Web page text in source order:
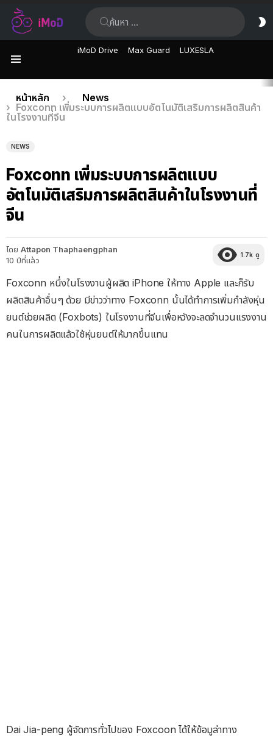
iMoD Drive Max Guard LUXESLA
เรื่อง
ล่าสุด
คุณอยู่ที่นี่:
หน้าหลัก
News
Foxconn เพิ่มระบบการผลิตแบบอัตโนมัติเสริมการผลิตสินค้า
ในโรงงานที่จีน
NEWS
Foxconn เพิ่มระบบการผลิตแบบ
อัตโนมัติเสริมการผลิตสินค้าในโรงงานที่
จีน
โดย Attapon Thaphaengphan
10 ปีที่แล้ว
1.7k ดู
Foxconn หนึ่งในโรงงานผู้ผลิต iPhone ให้ทาง Apple และก็รับ
ผลิตสินค้าอื่นๆ ด้วย มีข่าวว่าทาง Foxconn นั้นได้ทำการเพิ่มกำลังหุ่น
ยนต์ช่วยผลิต (Foxbots) ในโรงงานที่จีนเพื่อหวังจะลดจำนวนแรงงาน
คนในการผลิตแล้วใช้หุ่นยนต์ให้มากขึ้นแทน
Dai Jia-peng ผู้จัดการทั่วไปของ Foxcoon ได้ให้ข้อมูล่าทาง